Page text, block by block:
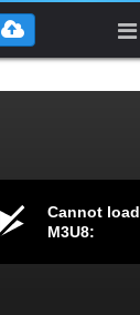
Cannot load
M3U8: